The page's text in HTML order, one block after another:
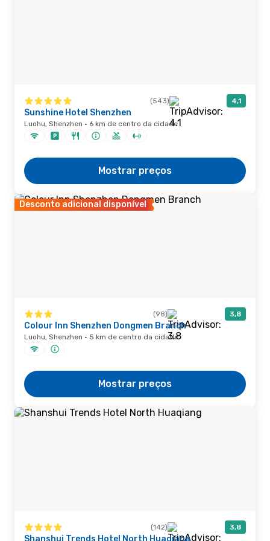
(543) 4,1
Sunshine Hotel Shenzhen
Luohu, Shenzhen · 6 km de centro da cidade
Mostrar preços
Desconto adicional disponível
(98) 3,8
Colour Inn Shenzhen Dongmen Branch
Luohu, Shenzhen · 5 km de centro da cidade
Mostrar preços
(142) 3,8
Shanshui Trends Hotel North Huaqiang